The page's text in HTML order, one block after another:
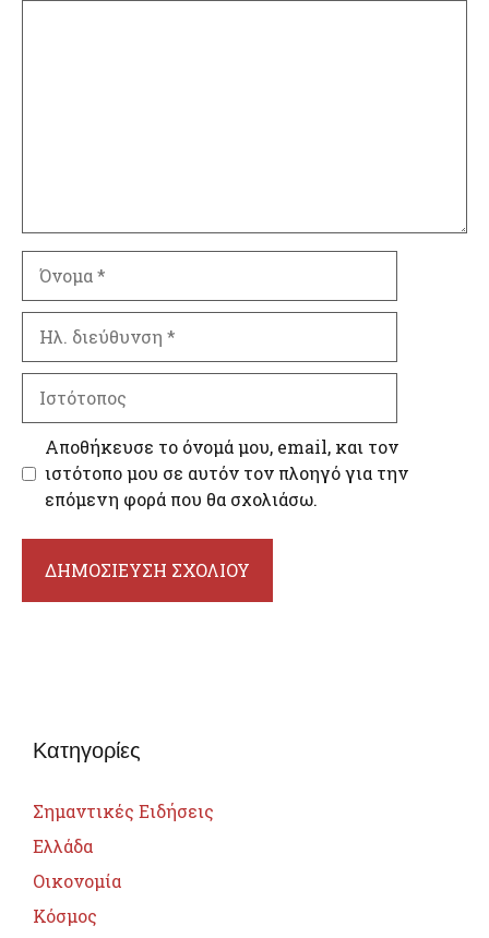
διεύθυνση
Αποθήκευσε το όνομά μου, email, και τον
ιστότοπο μου σε αυτόν τον πλοηγό για την
επόμενη φορά που θα σχολιάσω.
Κατηγορίες
Σημαντικές Ειδήσεις
Ελλάδα
Οικονομία
Κόσμος